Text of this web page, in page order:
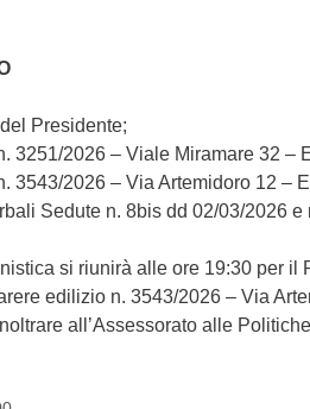
Presidente;
3251/2026 – Viale Miramare 32 –
3543/2026 – Via Artemidoro 12 –
Sedute n. 8bis dd 02/03/2026
si riunirà alle ore 19:30 per il
edilizio n. 3543/2026 – Via
all’Assessorato alle